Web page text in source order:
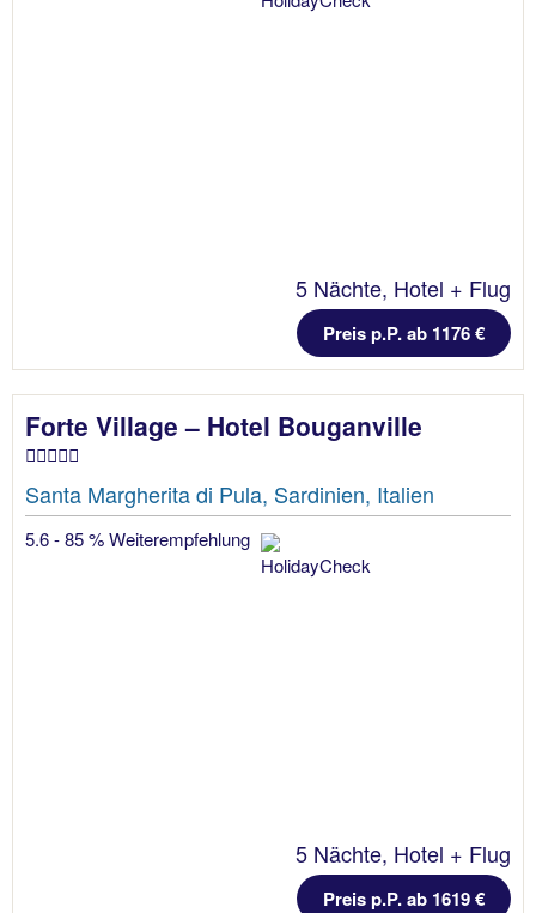
5 Nächte, Hotel + Flug
Preis p.P. ab 1176 €
Forte Village – Hotel Bouganville
Santa Margherita di Pula, Sardinien, Italien
5.6 - 85 % Weiterempfehlung
5 Nächte, Hotel + Flug
Preis p.P. ab 1619 €